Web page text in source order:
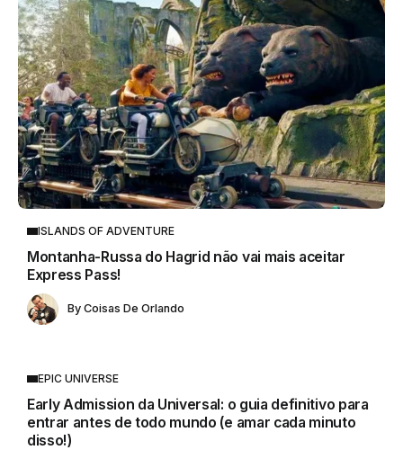
ISLANDS OF ADVENTURE
Montanha-Russa do Hagrid não vai mais aceitar
Express Pass!
By Coisas De Orlando
EPIC UNIVERSE
Early Admission da Universal: o guia definitivo para
entrar antes de todo mundo (e amar cada minuto
disso!)